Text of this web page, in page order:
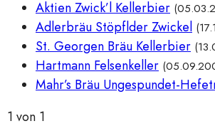
Aktien Zwick’l Kellerbier
Adlerbräu Stöpflder Zwickel
St. Georgen Bräu Kellerbier
Hartmann Felsenkeller
Mahr’s Bräu Ungespundet-
1 von 1